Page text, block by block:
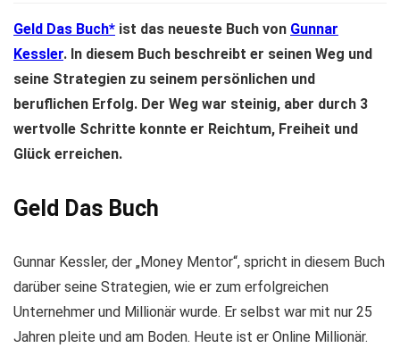
Geld Das Buch ist das neueste Buch von Gunnar
Kessler. In diesem Buch beschreibt er seinen Weg und
seine Strategien zu seinem persönlichen und
beruflichen Erfolg. Der Weg war steinig, aber durch 3
wertvolle Schritte konnte er Reichtum, Freiheit und
Glück erreichen.
Geld Das Buch
Gunnar Kessler, der „Money Mentor“, spricht in diesem Buch
darüber seine Strategien, wie er zum erfolgreichen
Unternehmer und Millionär wurde. Er selbst war mit nur 25
Jahren pleite und am Boden. Heute ist er Online Millionär.